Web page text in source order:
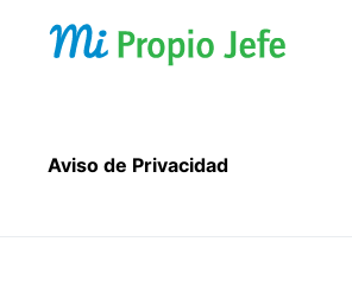
Aviso de Privacidad